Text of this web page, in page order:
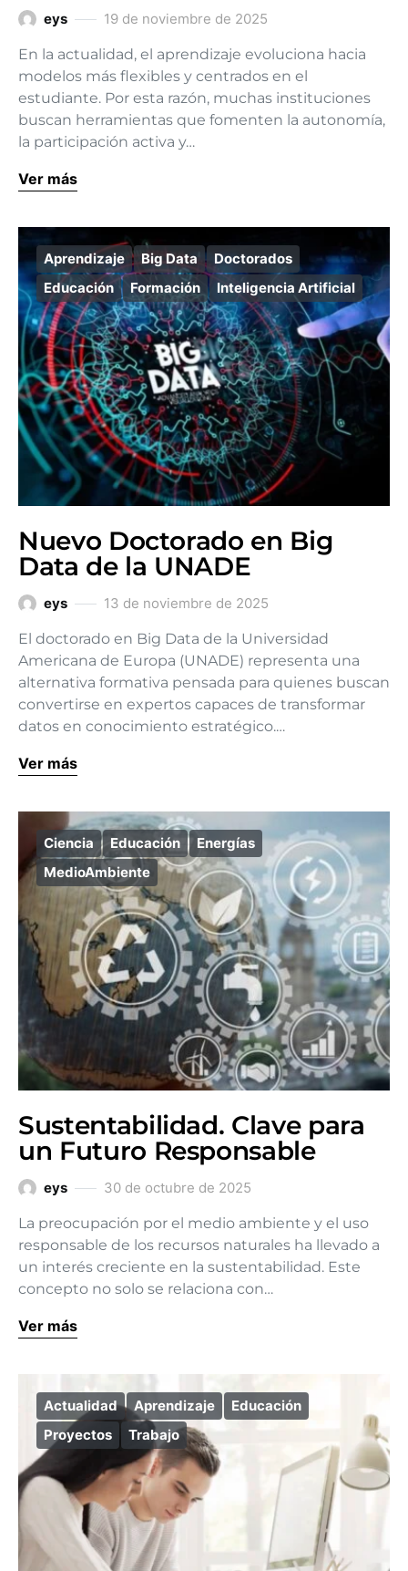
eys 19 de noviembre de 2025
En la actualidad, el aprendizaje evoluciona hacia
modelos más flexibles y centrados en el
estudiante. Por esta razón, muchas instituciones
buscan herramientas que fomenten la autonomía,
la participación activa y…
Ver más
Aprendizaje Big Data
Doctorados
Educación
Formación Inteligencia Artificial
Nuevo Doctorado en Big
Data de la UNADE
eys 13 de noviembre de 2025
El doctorado en Big Data de la Universidad
Americana de Europa (UNADE) representa una
alternativa formativa pensada para quienes buscan
convertirse en expertos capaces de transformar
datos en conocimiento estratégico.…
Ver más
Ciencia Educación
Energías
MedioAmbiente
Sustentabilidad. Clave para
un Futuro Responsable
eys 30 de octubre de 2025
La preocupación por el medio ambiente y el uso
responsable de los recursos naturales ha llevado a
un interés creciente en la sustentabilidad. Este
concepto no solo se relaciona con…
Ver más
Actualidad Aprendizaje
Educación
Proyectos
Trabajo